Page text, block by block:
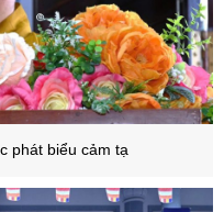
phát biểu cảm tạ